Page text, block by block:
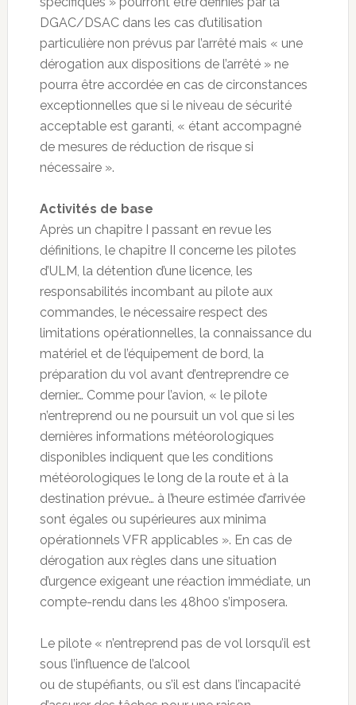
DGAC/DSAC dans les cas d’utilisation
particulière non prévus par l’arrêté mais « une
dérogation aux dispositions de l’arrêté » ne
pourra être accordée en cas de circonstances
exceptionnelles que si le niveau de sécurité
acceptable est garanti, « étant accompagné
de mesures de réduction de risque si
nécessaire ».
Activités de base
Après un chapitre I passant en revue les
définitions, le chapitre II concerne les pilotes
d’ULM, la détention d’une licence, les
responsabilités incombant au pilote aux
commandes, le nécessaire respect des
limitations opérationnelles, la connaissance du
matériel et de l’équipement de bord, la
préparation du vol avant d’entreprendre ce
dernier… Comme pour l’avion, « le pilote
n’entreprend ou ne poursuit un vol que si les
dernières informations météorologiques
disponibles indiquent que les conditions
météorologiques le long de la route et à la
destination prévue… à l’heure estimée d’arrivée
sont égales ou supérieures aux minima
opérationnels VFR applicables ». En cas de
dérogation aux règles dans une situation
d’urgence exigeant une réaction immédiate, un
compte-rendu dans les 48h00 s’imposera.
Le pilote « n’entreprend pas de vol lorsqu’il est
sous l’influence de l’alcool
ou de stupéfiants, ou s’il est dans l’incapacité